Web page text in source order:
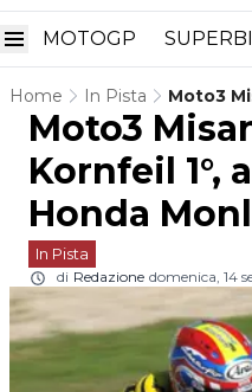
MOTOGP
Home In Pista
Moto3
Terra Le
Moto3
Kornfeil 1°,
Honda
In Pista
di Redazione domenica, 14